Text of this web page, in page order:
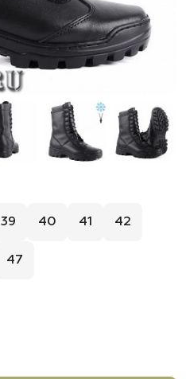
39 40 41 42
47